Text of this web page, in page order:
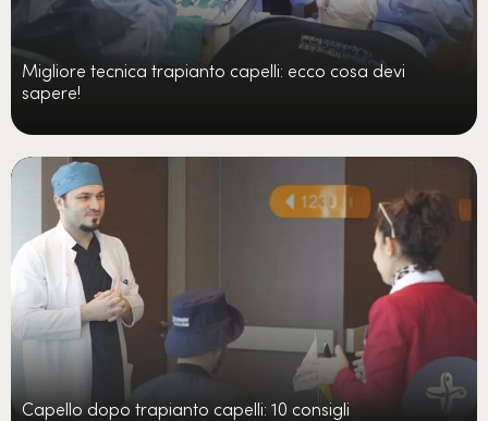
Migliore tecnica trapianto capelli: ecco cosa devi
sapere!
Capello dopo trapianto capelli: 10 consigli